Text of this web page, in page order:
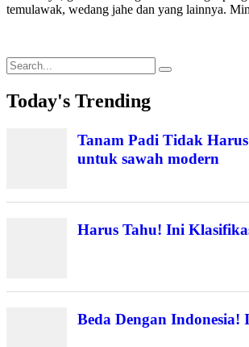
temulawak, wedang jahe dan yang lainnya.
Search
for:
Today's Trending
Tanam Padi Tidak
untuk sawah modern
Harus Tahu! Ini
Beda Dengan